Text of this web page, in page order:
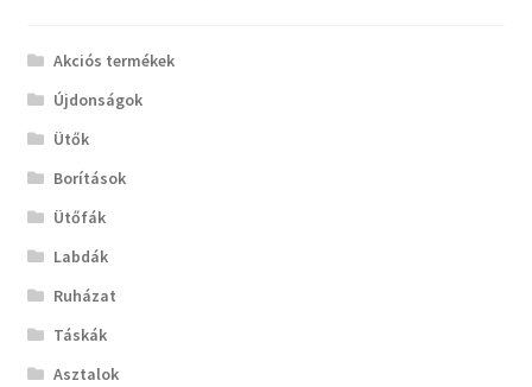
Akciós termékek
Újdonságok
Ütők
Borítások
Ütőfák
Labdák
Ruházat
Táskák
Asztalok